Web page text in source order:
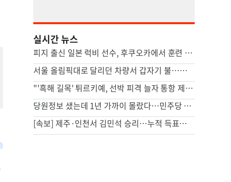
실시간 뉴스
피지 출신 일본 럭비 선수, 후쿠오카에서 훈련 중 열사병 사망
서울 올림픽대로 달리던 차량서 갑자기 불…운전자 1명 경상
"'흑해 길목' 튀르키예, 선박 피격 늘자 통항 제한"
당원정보 샜는데 1년 가까이 몰랐다…민주당 “당시 이상없다 판단”
[속보] 제주·인천서 김민석 승리…누적 득표도 정청래에 역전